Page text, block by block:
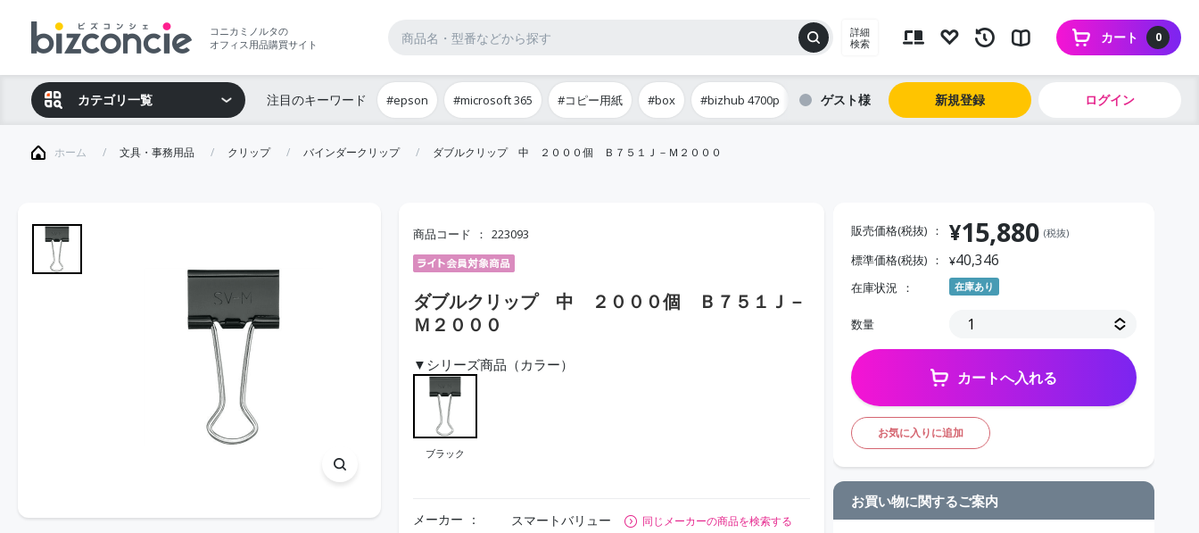
コニカミノルタの
オフィス用品購買サイト
詳細
検索
0
カート
カテゴリ一覧 注目のキーワード #epson #microsoft 365 #コピー用紙 #box #bizhub 4700p ゲスト 新規登録 ログイン
ホーム 文具・事務用品 クリップ バインダークリップ ダブルクリップ 中 ２０００個 Ｂ７５１Ｊ－Ｍ２０００
商品コード 223093
ダブルクリップ 中 ２０００個 Ｂ７５１Ｊ－
Ｍ２０００
▼シリーズ商品（カラー）
ブラック
メーカー スマートバリュー 同じメーカーの商品を検索する
販売価格(税抜) ¥15,880 (税抜)
標準価格(税抜) ¥40,346
在庫状況 在庫あり
数量
カートへ入れる
お気に入りに追加
お買い物に関するご案内